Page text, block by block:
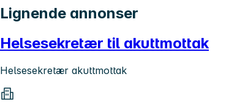
Lignende annonser
Helsesekretær til akuttmottak
Helsesekretær akuttmottak